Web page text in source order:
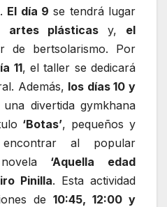
El día 9 se tendrá lugar
artes plásticasy, el
de bertsolarismo. Por
11, el taller se dedicará
Además, los días 10 y
divertida gymkhana
‘Botas’, pequeños y
al popular
‘Aquella edad
Pinilla. Esta actividad
de 10:45, 12:00 y